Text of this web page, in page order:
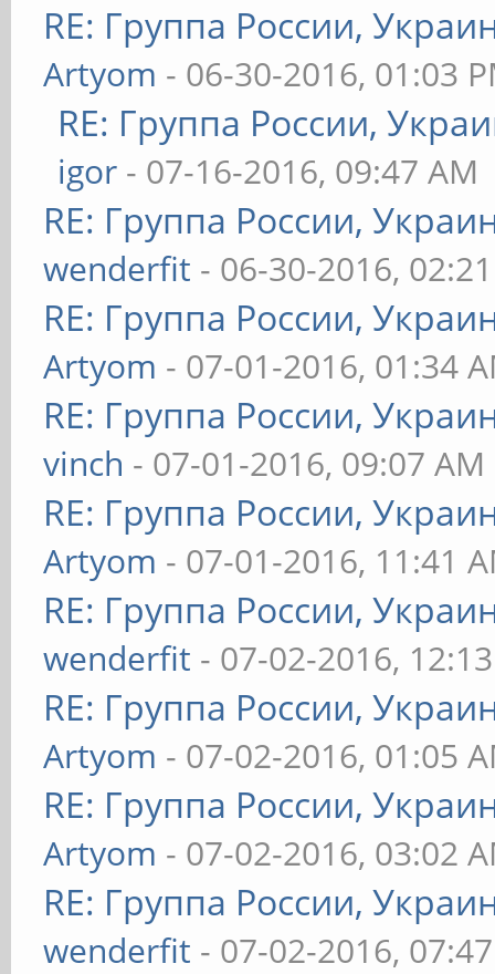
RE: Группа России,
Artyom - 06-30-2016, 01:03
RE: Группа России,
igor - 07-16-2016, 09:47 AM
RE: Группа России,
wenderfit - 06-30-2016,
RE: Группа России,
Artyom - 07-01-2016, 01:34
RE: Группа России,
vinch - 07-01-2016, 09:07 AM
RE: Группа России,
Artyom - 07-01-2016, 11:41
RE: Группа России,
wenderfit - 07-02-2016,
RE: Группа России,
Artyom - 07-02-2016, 01:05
RE: Группа России,
Artyom - 07-02-2016, 03:02
RE: Группа России,
wenderfit - 07-02-2016,